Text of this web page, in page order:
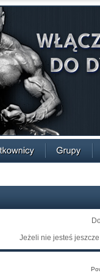
Jeżeli nie jesteś